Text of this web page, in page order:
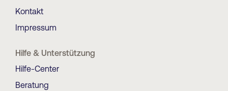
Kontakt
Impressum
Hilfe & Unterstützung
Hilfe-Center
Beratung